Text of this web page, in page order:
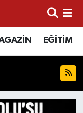
EĞİTİM